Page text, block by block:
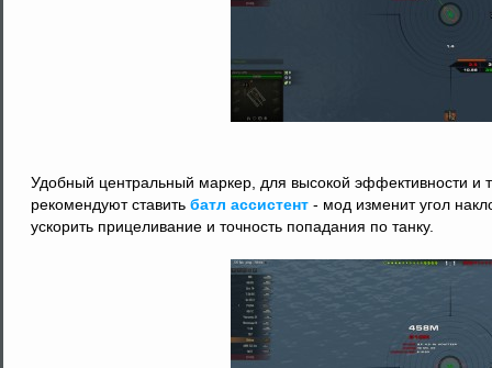
Удобный центральный маркер, для высокой эффективности и
рекомендуют ставить батл ассистент - мод изменит угол
ускорить прицеливание и точность попадания по танку.